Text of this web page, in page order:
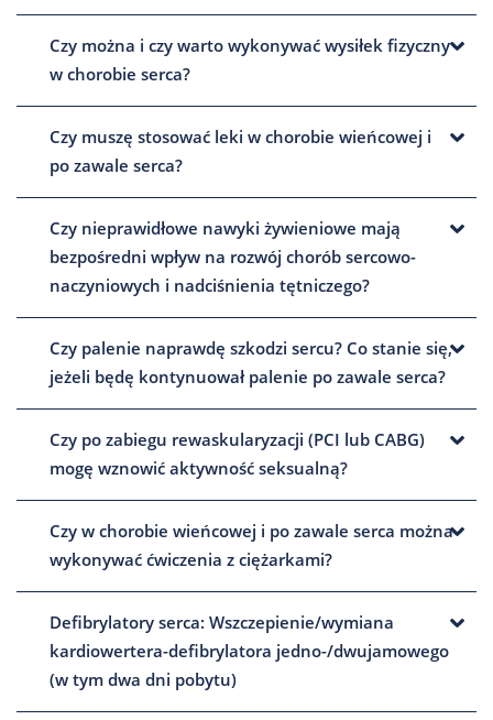
Czy można i czy warto wykonywać wysiłek fizyczny
w chorobie serca?
Czy muszę stosować leki w chorobie wieńcowej i
po zawale serca?
Czy nieprawidłowe nawyki żywieniowe mają
bezpośredni wpływ na rozwój chorób sercowo-
naczyniowych i nadciśnienia tętniczego?
Czy palenie naprawdę szkodzi sercu? Co stanie się,
jeżeli będę kontynuował palenie po zawale serca?
Czy po zabiegu rewaskularyzacji (PCI lub CABG)
mogę wznowić aktywność seksualną?
Czy w chorobie wieńcowej i po zawale serca można
wykonywać ćwiczenia z ciężarkami?
Defibrylatory serca: Wszczepienie/wymiana
kardiowertera-defibrylatora jedno-/dwujamowego
(w tym dwa dni pobytu)